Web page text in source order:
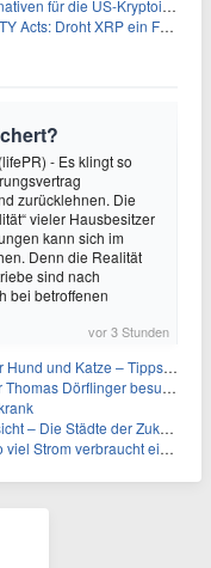
Kryptoindustrie ohne CLARITY Act
XRP ein Fall unter die $1-Marke?
- Es klingt so
zurücklehnen. Die
vieler Hausbesitzer
kann sich im
Denn die Realität
sind nach
bei betroffenen
vor 3 Stunden
– Tipps zur erfolgreichen Eingewöhnung
Handwerksbetrieb im Kammerbezirk Freiburg
der Zukunft sind grün-blau
ein Aufzug im Gebäude